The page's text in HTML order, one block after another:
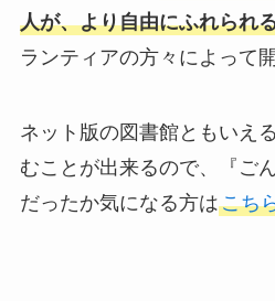
人が、より自由にふれられ
ランティアの方々によって
ネット版の図書館ともいえ
むことが出来るので、『ご
だったか気になる方はこち